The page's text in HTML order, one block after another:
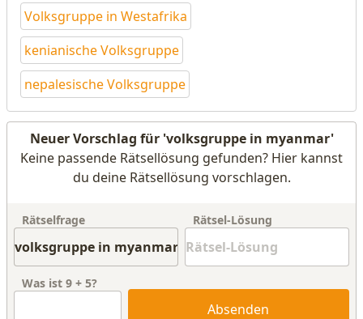
Volksgruppe in Westafrika
kenianische Volksgruppe
nepalesische Volksgruppe
Neuer Vorschlag für 'volksgruppe in myanmar'
Keine passende Rätsellösung gefunden? Hier kannst
du deine Rätsellösung vorschlagen.
Rätselfrage Rätsel-Lösung
Was ist 9 + 5?
Absenden